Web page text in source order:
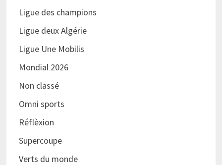
Ligue des champions
Ligue deux Algérie
Ligue Une Mobilis
Mondial 2026
Non classé
Omni sports
Réflèxion
Supercoupe
Verts du monde